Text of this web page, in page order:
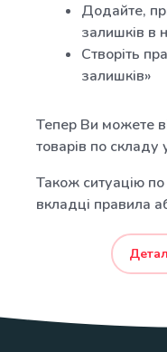
Додайте,
залишків в
Створіть
залишків»
Тепер Ви можете
товарів по складу
Також ситуацію
вкладці правила